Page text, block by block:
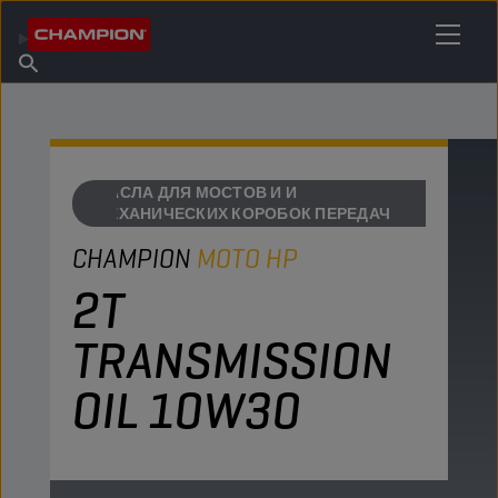
Информация о Champion
Найти точку продаж
МАСЛА ДЛЯ МОСТОВ И И
МЕХАНИЧЕСКИХ КОРОБОК ПЕРЕДАЧ
CHAMPION MOTO HP
2T
TRANSMISSION
OIL 10W30